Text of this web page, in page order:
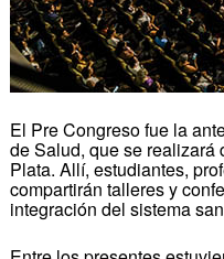
El Pre Congreso fue la
de Salud, que se realizará
Plata. Allí, estudiantes,
compartirán talleres y
integración del sistema